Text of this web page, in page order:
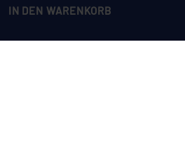
IN DEN WARENKORB